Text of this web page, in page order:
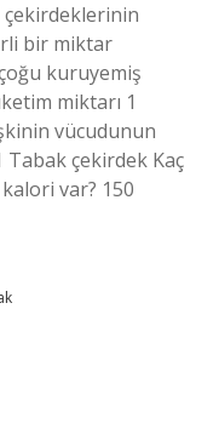
çekirdeklerinin
bir miktar
kuruyemiş
miktarı 1
vücudunun
çekirdek Kaç
var? 150